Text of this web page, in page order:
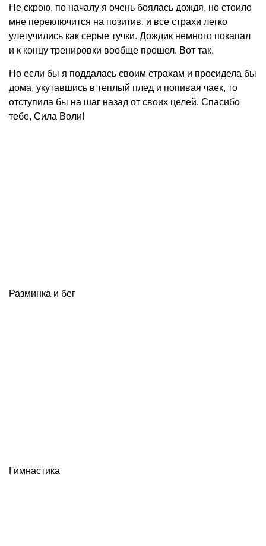
Не скрою, по началу я очень боялась дождя, но стоило
мне переключится на позитив, и все страхи легко
улетучились как серые тучки. Дождик немного покапал
и к концу тренировки вообще прошел. Вот так.
Но если бы я поддалась своим страхам и просидела бы
дома, укутавшись в теплый плед и попивая чаек, то
отступила бы на шаг назад от своих целей. Спасибо
тебе, Сила Воли!
Разминка и бег
Гимнастика